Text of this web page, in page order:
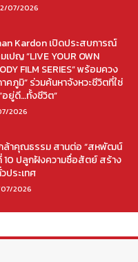
07/2026
Kardon เปิดประสบการณ์
ปญ “LIVE YOUR OWN
FILM SERIES” พร้อมควง
คภูมิ” ร่วมค้นหาจังหวะชีวิตที่ใช่
ยู่ดี…ทั้งชีวิต”
2026
กล้าคุณธรรม สานต่อ “สหพัฒน์
10 ปลูกฝังความซื่อสัตย์ สร้าง
ประเทศ
07/2026